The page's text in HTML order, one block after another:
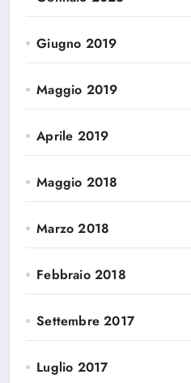
Giugno 2019
Maggio 2019
Aprile 2019
Maggio 2018
Marzo 2018
Febbraio 2018
Settembre 2017
Luglio 2017